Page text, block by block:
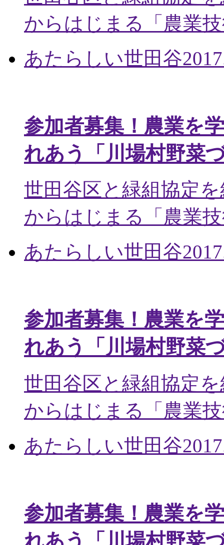
からはじまる「農業
あたらしい世田谷
参加者募集！農業を
れあう「川場村野菜
世田谷区と緑組協定
からはじまる「農業
あたらしい世田谷
参加者募集！農業を
れあう「川場村野菜
世田谷区と緑組協定
からはじまる「農業
あたらしい世田谷
参加者募集！農業を